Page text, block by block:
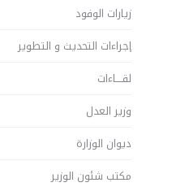
زيارات الوفود
إجراءات التحديث و التطوير
لقــــاءات
وزير العدل
ديوان الوزارة
مكتب شئون الوزير